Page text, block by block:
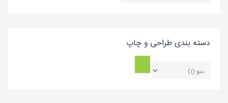
دسته بندی طراحی و چاپ